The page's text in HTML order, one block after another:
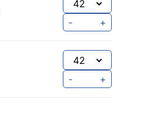
- +
- +